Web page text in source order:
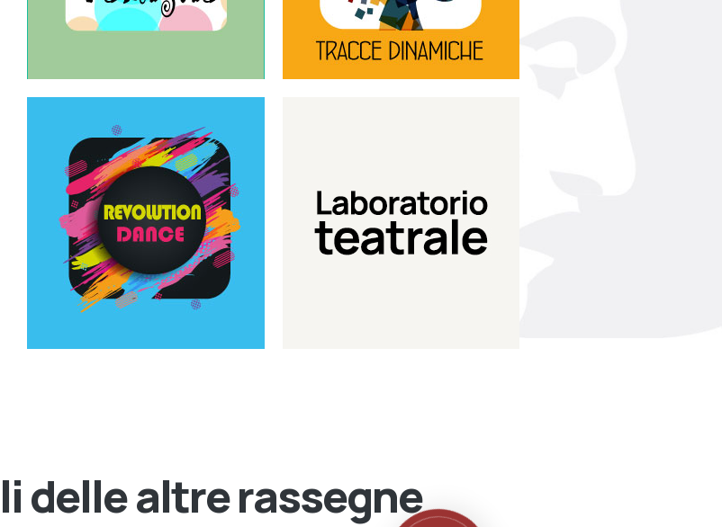
Teatro in famiglia Tracce dinamiche
Revolution Dance
Rassegna di danza
contemporanea – I Edizione
Continua
Laboratorio di teatro del
Teatro Eduardo de Filippo
delle altre rassegne